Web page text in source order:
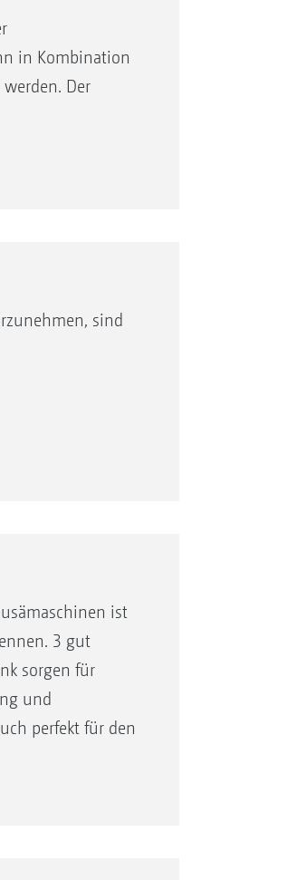
in Kombination
Der
sind
ist
3 gut
sorgen für
und
perfekt für den